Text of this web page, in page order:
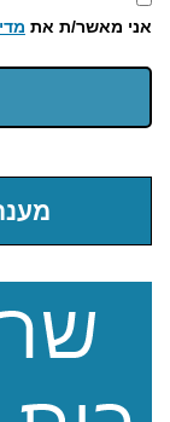
אני מאשר/ת את
מענה